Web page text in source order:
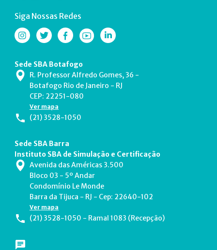
Siga Nossas Redes
Sede SBA Botafogo
R. Professor Alfredo Gomes, 36 -
Botafogo Rio de Janeiro - RJ
CEP: 22251-080
Ver mapa
(21) 3528-1050
Sede SBA Barra
Instituto SBA de Simulação e Certificação
Avenida das Américas 3.500
Bloco 03 - 5º Andar
Condomínio Le Monde
Barra da Tijuca - RJ - Cep: 22640-102
Ver mapa
(21) 3528-1050 - Ramal 1083 (Recepção)